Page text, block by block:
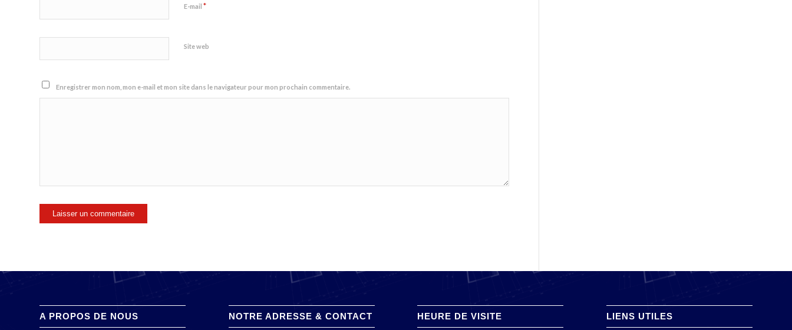
E-mail *
Site web
Enregistrer mon nom, mon e-mail et mon site dans le navigateur pour mon prochain commentaire.
A PROPOS DE NOUS NOTRE ADRESSE & CONTACT HEURE DE VISITE LIENS UTILES